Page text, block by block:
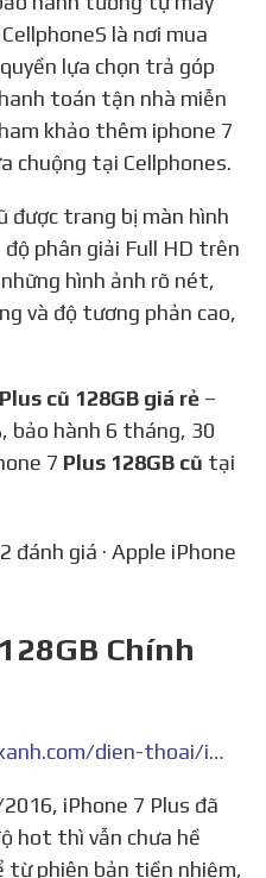
là nơi mua
lựa chọn trả góp
toán tận nhà miễn
khảo thêm iphone 7
chuộng tại Cellphones.
phân giải Full HD trên
hình ảnh rõ nét,
và độ tương phản cao,
Plus cũ 128GB giá rẻ –
bảo hành 6 tháng, 30
7 Plus 128GB cũ tại
đánh giá · Apple iPhone
Chính
https://www.dienmayxanh.com/dien-thoai/iphone-7-plus-128gb
hot thì vẫn chưa hề
từ phiên bản tiền nhiệm,